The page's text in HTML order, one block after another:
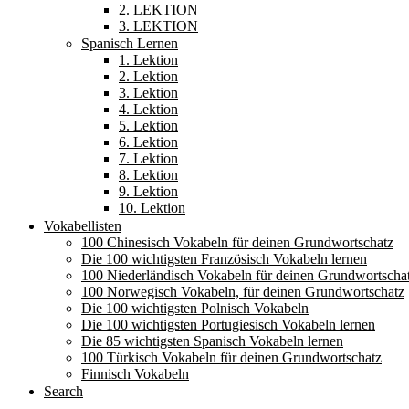
2. LEKTION
3. LEKTION
Spanisch Lernen
1. Lektion
2. Lektion
3. Lektion
4. Lektion
5. Lektion
6. Lektion
7. Lektion
8. Lektion
9. Lektion
10. Lektion
Vokabellisten
100 Chinesisch Vokabeln für deinen Grundwortschatz
Die 100 wichtigsten Französisch Vokabeln lernen
100 Niederländisch Vokabeln für deinen
100 Norwegisch Vokabeln, für deinen Grundwortschatz
Die 100 wichtigsten Polnisch Vokabeln
Die 100 wichtigsten Portugiesisch Vokabeln lernen
Die 85 wichtigsten Spanisch Vokabeln lernen
100 Türkisch Vokabeln für deinen Grundwortschatz
Finnisch Vokabeln
Search